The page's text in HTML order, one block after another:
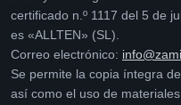
certificado n.º 1117 del 5 de
es «ALLTEN» (SL).
Correo electrónico:
Se permite la copia íntegra
así como el uso de